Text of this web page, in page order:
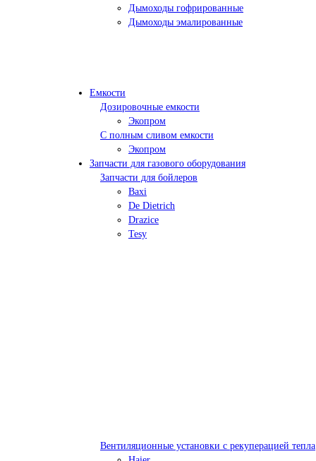
Дымоходы гофрированные
Дымоходы эмалированные
Емкости
Дозировочные емкости
Экопром
С полным сливом емкости
Экопром
Запчасти для газового оборудования
Запчасти для бойлеров
Baxi
De Dietrich
Drazice
Tesy
Вентиляционные установки с рекуперацией тепла